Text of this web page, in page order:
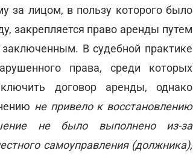
за лицом, в пользу которого было
закрепляется право аренды путем
В судебной практике
права, среди которых
договор аренды, однако
не привело к восстановлению
не было выполнено из-за
самоуправления (должника),